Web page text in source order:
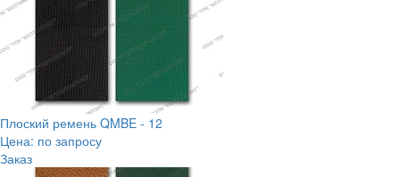
Плоский ремень QMBE - 12
Цена: по запросу
Заказ